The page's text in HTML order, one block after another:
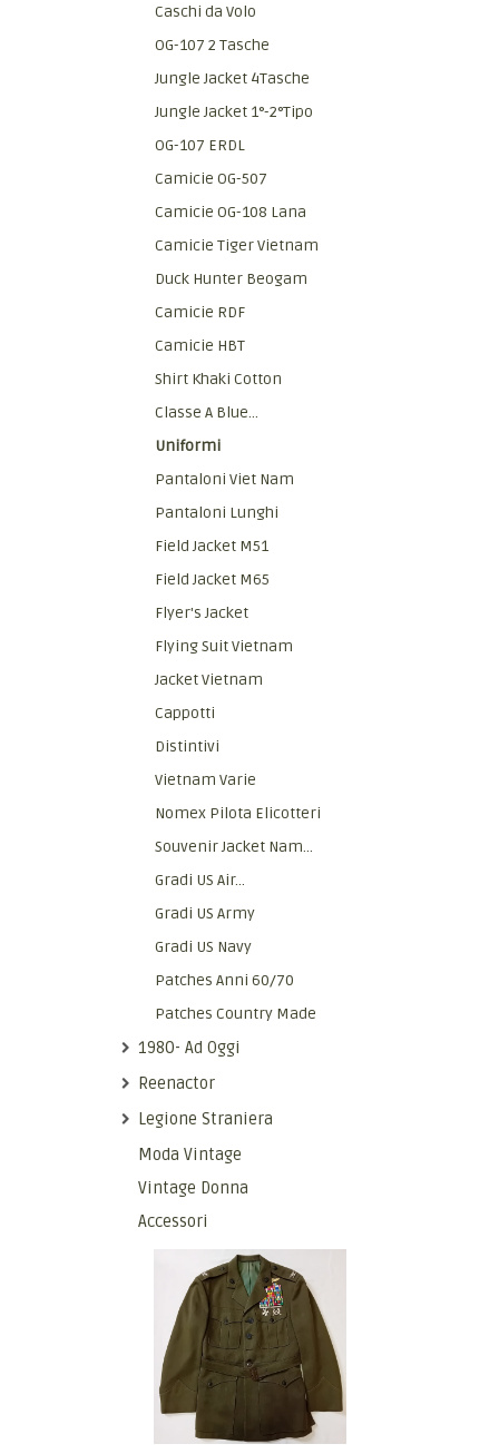
Caschi da Volo
OG-107 2 Tasche
Jungle Jacket 4Tasche
Jungle Jacket 1°-2°Tipo
OG-107 ERDL
Camicie OG-507
Camicie OG-108 Lana
Camicie Tiger Vietnam
Duck Hunter Beogam
Camicie RDF
Camicie HBT
Shirt Khaki Cotton
Classe A Blue...
Uniformi
Pantaloni Viet Nam
Pantaloni Lunghi
Field Jacket M51
Field Jacket M65
Flyer's Jacket
Flying Suit Vietnam
Jacket Vietnam
Cappotti
Distintivi
Vietnam Varie
Nomex Pilota Elicotteri
Souvenir Jacket Nam...
Gradi US Air...
Gradi US Army
Gradi US Navy
Patches Anni 60/70
Patches Country Made
1980- Ad Oggi
Reenactor
Legione Straniera
Moda Vintage
Vintage Donna
Accessori